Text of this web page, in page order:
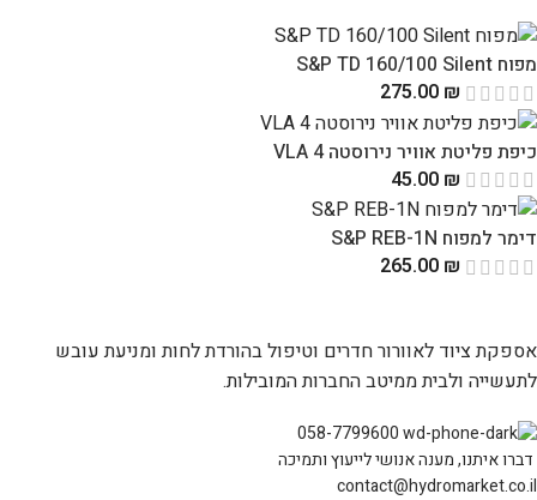
מפוח S&P TD 160/100 Silent
275.00 ₪
כיפת פליטת אוויר נירוסטה 4 VLA
45.00 ₪
דימר למפוח S&P REB-1N
265.00 ₪
אספקת ציוד לאוורור חדרים וטיפול בהורדת לחות ומניעת עובש
לתעשייה ולבית ממיטב החברות המובילות.
058-7799600
דברו איתנו, מענה אנושי לייעוץ ותמיכה
contact@hydromarket.co.il